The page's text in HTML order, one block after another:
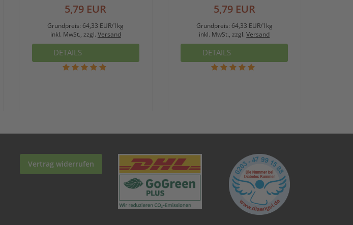
5,79 EUR
Grundpreis: 64,33 EUR/1kg
inkl. MwSt., zzgl. Versand
DETAILS
5,79 EUR
Grundpreis: 64,33 EUR/1kg
inkl. MwSt., zzgl.Versand
DETAILS
Vertrag widerrufen